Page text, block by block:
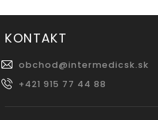
KONTAKT
obchod@intermedicsk.sk
+421 915 77 44 88